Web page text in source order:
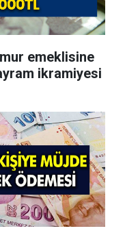
emeklisine
ikramiyesi